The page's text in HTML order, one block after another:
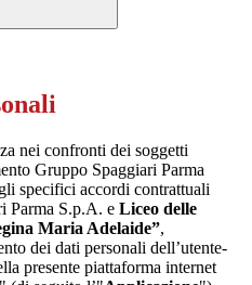
nei confronti dei soggetti
Gruppo Spaggiari Parma
specifici accordi contrattuali
Parma S.p.A. e Liceo delle
Maria Adelaide”,
dei dati personali dell’utente-
presente piattaforma internet